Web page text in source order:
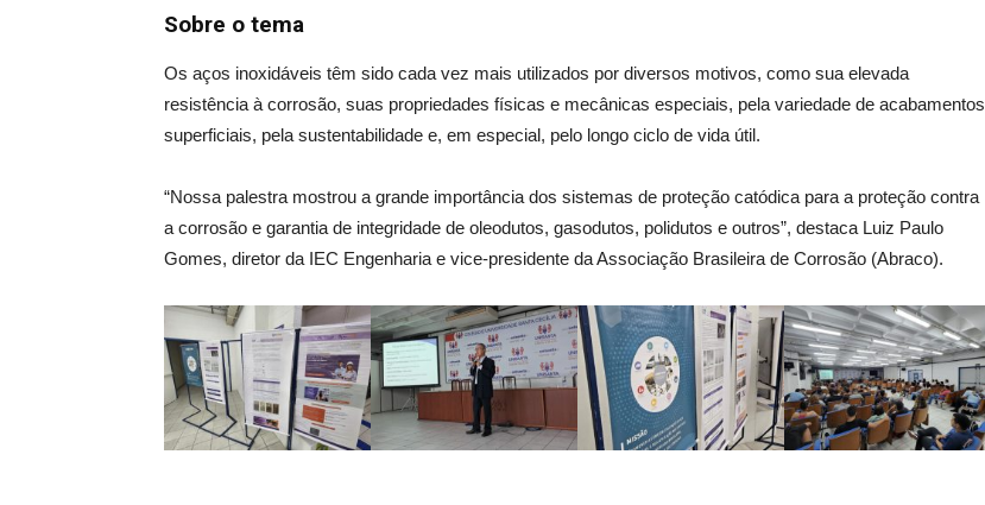
Sobre o tema
Os aços inoxidáveis têm sido cada vez mais utilizados por diversos motivos, como sua elevada
resistência à corrosão, suas propriedades físicas e mecânicas especiais, pela variedade de acabamentos
superficiais, pela sustentabilidade e, em especial, pelo longo ciclo de vida útil.
“Nossa palestra mostrou a grande importância dos sistemas de proteção catódica para a proteção contra
a corrosão e garantia de integridade de oleodutos, gasodutos, polidutos e outros”, destaca Luiz Paulo
Gomes, diretor da IEC Engenharia e vice-presidente da Associação Brasileira de Corrosão (Abraco).